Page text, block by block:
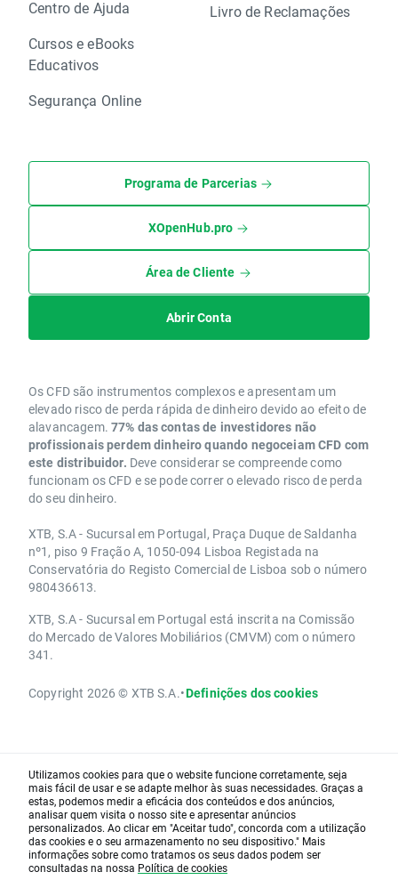
Centro de Ajuda
Cursos e eBooks
Educativos
Segurança Online
Livro de Reclamações
Programa de Parcerias
XOpenHub.pro
Área de Cliente
Abrir Conta
Os CFD são instrumentos complexos e apresentam um
elevado risco de perda rápida de dinheiro devido ao efeito de
alavancagem. 77% das contas de investidores não
profissionais perdem dinheiro quando negoceiam CFD com
este distribuidor. Deve considerar se compreende como
funcionam os CFD e se pode correr o elevado risco de perda
do seu dinheiro.
XTB, S.A - Sucursal em Portugal, Praça Duque de Saldanha
nº1, piso 9 Fração A, 1050-094 Lisboa Registada na
Conservatória do Registo Comercial de Lisboa sob o número
980436613.
XTB, S.A - Sucursal em Portugal está inscrita na Comissão
do Mercado de Valores Mobiliários (CMVM) com o número
341.
Copyright 2026 © XTB S.A.•Definições dos cookies
Utilizamos cookies para que o website funcione corretamente, seja
mais fácil de usar e se adapte melhor às suas necessidades. Graças a
estas, podemos medir a eficácia dos conteúdos e dos anúncios,
analisar quem visita o nosso site e apresentar anúncios
personalizados. Ao clicar em "Aceitar tudo", concorda com a utilização
das cookies e o seu armazenamento no seu dispositivo." Mais
informações sobre como tratamos os seus dados podem ser
consultadas na nossa Política de cookies